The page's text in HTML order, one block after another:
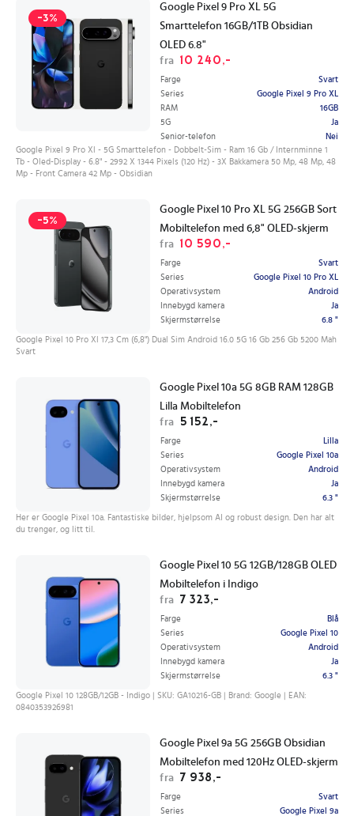
-3%
Google Pixel 9 Pro XL 5G
Smarttelefon 16GB/1TB Obsidian
OLED 6.8"
fra 10 240,-
Farge
Svart
Series
Google Pixel 9 Pro XL
RAM
16GB
5G
Ja
Senior-telefon
Nei
Google Pixel 9 Pro Xl - 5G Smarttelefon - Dobbelt-Sim - Ram 16 Gb / Internminne 1
Tb - Oled-Display - 6.8" - 2992 X 1344 Pixels (120 Hz) - 3X Bakkamera 50 Mp, 48 Mp, 48
Mp - Front Camera 42 Mp - Obsidian
-5%
Google Pixel 10 Pro XL 5G 256GB Sort
Mobiltelefon med 6,8" OLED-skjerm
fra 10 590,-
Farge
Svart
Series
Google Pixel 10 Pro XL
Operativsystem
Android
Innebygd kamera
Ja
Skjermstørrelse
6.8 "
Google Pixel 10 Pro Xl 17,3 Cm (6,8") Dual Sim Android 16.0 5G 16 Gb 256 Gb 5200 Mah
Svart
Google Pixel 10a 5G 8GB RAM 128GB
Lilla Mobiltelefon
fra
5 152,-
Farge
Lilla
Series
Google Pixel 10a
Operativsystem
Android
Innebygd kamera
Ja
Skjermstørrelse
6.3 "
Her er Google Pixel 10a. Fantastiske bilder, hjelpsom AI og robust design. Den har alt
du trenger, og litt til.
Google Pixel 10 5G 12GB/128GB OLED
Mobiltelefon i Indigo
fra 7 323,-
Farge
Blå
Series
Google Pixel 10
Operativsystem
Android
Innebygd kamera
Ja
Skjermstørrelse
6.3 "
Google Pixel 10 128GB/12GB - Indigo | SKU: GA10216-GB | Brand: Google | EAN:
0840353926981
Google Pixel 9a 5G 256GB Obsidian
Mobiltelefon med 120Hz OLED-skjerm
fra 7 938,-
Farge
Svart
Series
Google Pixel 9a